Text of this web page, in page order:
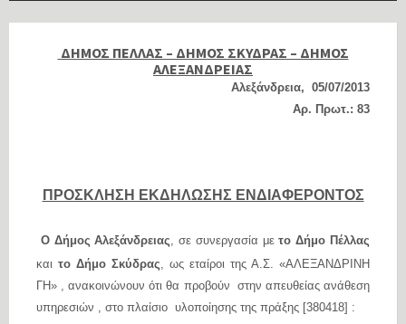
ΔΗΜΟΣ ΠΕΛΛΑΣ – ΔΗΜΟΣ ΣΚΥΔΡΑΣ – ΔΗΜΟΣ
ΑΛΕΞΑΝΔΡΕΙΑΣ
Αλεξάνδρεια, 05/07/2013
Αρ. Πρωτ.: 83
ΠΡΟΣΚΛΗΣΗ ΕΚΔΗΛΩΣΗΣ ΕΝΔΙΑΦΕΡΟΝΤΟΣ
Ο Δήμος Αλεξάνδρειας, σε συνεργασία μετο Δήμο Πέλλας
και το Δήμο Σκύδρας, ως εταίροι της Α.Σ. «ΑΛΕΞΑΝΔΡΙΝΗ
ΓΗ» , ανακοινώνουν ότι θα προβούν στην απευθείας ανάθεση
υπηρεσιών , στο πλαίσιο υλοποίησης της πράξης [380418] :